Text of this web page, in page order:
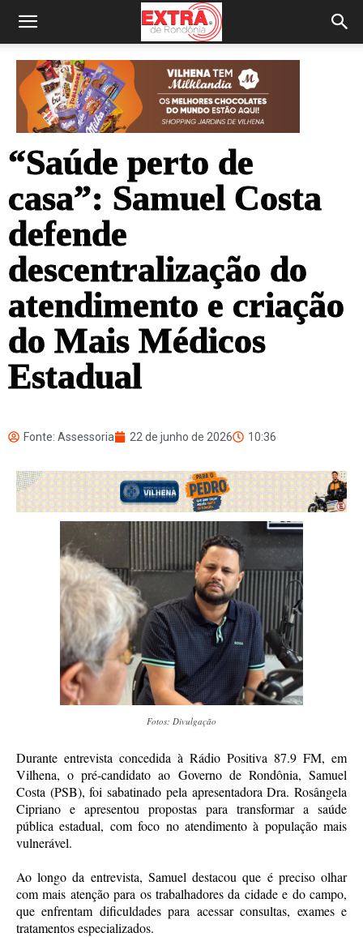
“Saúde perto de
casa”: Samuel Costa
defende
descentralização do
atendimento e criação
do Mais Médicos
Estadual
Fonte: Assessoria 22 de junho de 2026 10:36
Fotos: Divulgação
Durante entrevista concedida à Rádio Positiva 87.9 FM, em
Vilhena, o pré-candidato ao Governo de Rondônia, Samuel
Costa (PSB), foi sabatinado pela apresentadora Dra. Rosângela
Cipriano e apresentou propostas para transformar a saúde
pública estadual, com foco no atendimento à população mais
vulnerável.
Ao longo da entrevista, Samuel destacou que é preciso olhar
com mais atenção para os trabalhadores da cidade e do campo,
que enfrentam dificuldades para acessar consultas, exames e
tratamentos especializados.